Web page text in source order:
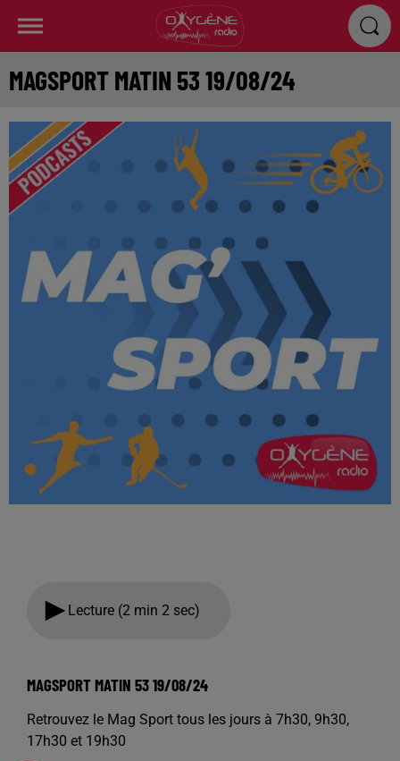
MAGSPORT MATIN 53 19/08/24
Lecture (2 min 2 sec)
MAGSPORT MATIN 53 19/08/24
Retrouvez le Mag Sport tous les jours à 7h30, 9h30,
17h30 et 19h30